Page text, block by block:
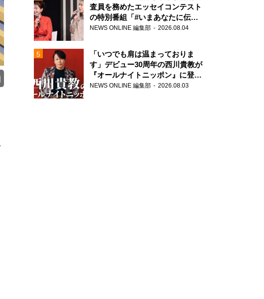
査員を務めたエッセイコンテスト
の特別番組「#いまあなたに伝え
たいこと」
NEWS ONLINE 編集部 2026.08.04
「いつでも肩は温まっておりま
す」デビュー30周年の西川貴教が
『オールナイトニッポン』に登
場！
NEWS ONLINE 編集部 2026.08.03